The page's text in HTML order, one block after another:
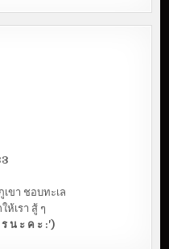
ขา ชอบทะเล
ห้เรา สู้ ๆ
น ะ ค ะ :')